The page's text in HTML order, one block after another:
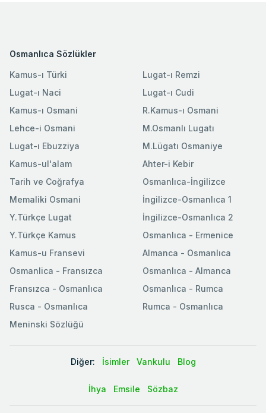
Osmanlıca Sözlükler
Kamus-ı Türki
Lugat-ı Naci
Kamus-ı Osmani
Lehce-i Osmani
Lugat-ı Ebuzziya
Lugat-ı Remzi
Lugat-ı Cudi
R.Kamus-ı Osmani
M.Osmanlı Lugatı
M.Lügatı Osmaniye
Kamus-ul'alam
Tarih ve Coğrafya
Memaliki Osmani
Y.Türkçe Lugat
Y.Türkçe Kamus
Ahter-i Kebir
Osmanlıca-İngilizce
İngilizce-Osmanlıca 1
İngilizce-Osmanlıca 2
Osmanlıca - Ermenice
Kamus-u Fransevi
Osmanlica - Fransızca
Fransızca - Osmanlıca
Rusca - Osmanlıca
Meninski Sözlüğü
Almanca - Osmanlıca
Osmanlıca - Almanca
Osmanlıca - Rumca
Rumca - Osmanlıca
Diğer: İsimler Vankulu Blog
İhya Emsile Sözbaz